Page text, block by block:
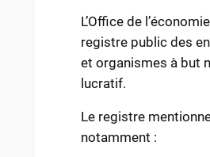
L’Office de
registre public des
et organismes à but
lucratif.
Le registre
notamment :